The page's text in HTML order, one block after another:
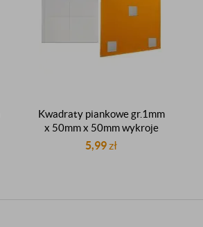
Kwadraty piankowe gr.1mm
x 50mm x 50mm wykroje
samoprzylepne klejące
5,99zł